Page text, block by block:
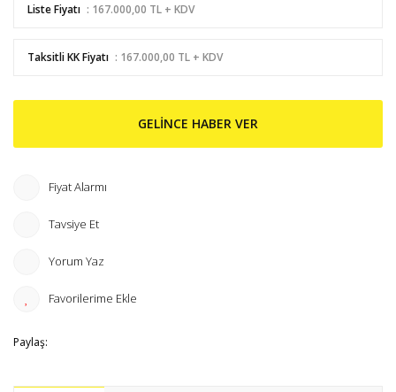
Liste Fiyatı : 167.000,00 TL + KDV
Taksitli KK Fiyatı : 167.000,00 TL + KDV
GELİNCE HABER VER
Fiyat Alarmı
Tavsiye Et
Yorum Yaz
Paylaş: